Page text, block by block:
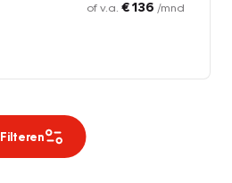
of v.a. € 136 /mnd
Filteren